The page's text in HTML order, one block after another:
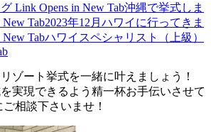
Link Opens in New Tab沖縄で挙式しま
Tab2023年12月ハワイに行ってきま
Tabハワイスペシャリスト（上級）
ゾート挙式を一緒に叶えましょう！
実現できるよう精一杯お手伝いさせて
相談下さいませ！